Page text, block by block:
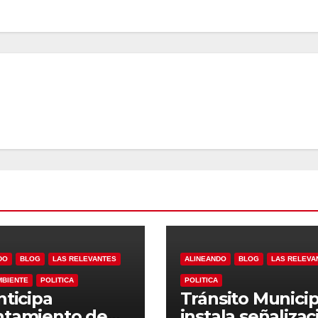
BLOG LAS RELEVANTES
POLITICA
ALINEANDO BLOG LAS
POLITICA
Tránsito